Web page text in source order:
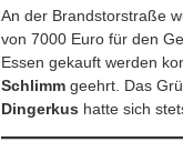
An der Brandstorstraße
von 7000 Euro für den
Essen gekauft werden
Schlimmgeehrt. Das
Dingerkus hatte sich